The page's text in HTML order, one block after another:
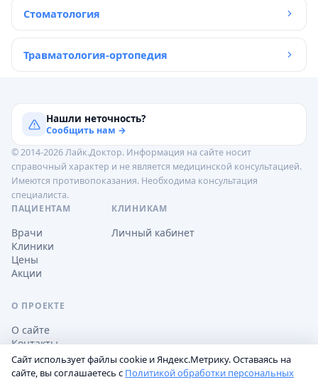
Стоматология
Травматология-ортопедия
Нашли неточность?
Сообщить нам →
© 2014-2026 Лайк.Доктор. Информация на сайте носит
справочный характер и не является медицинской консультацией.
Имеются противопоказания. Необходима консультация
специалиста.
ПАЦИЕНТАМ
Врачи
Клиники
Цены
Акции
КЛИНИКАМ
Личный кабинет
О ПРОЕКТЕ
О сайте
Контакты
Сайт использует файлы cookie и Яндекс.Метрику. Оставаясь на
сайте, вы соглашаетесь с Политикой обработки персональных